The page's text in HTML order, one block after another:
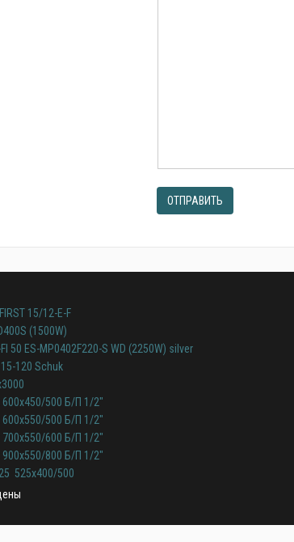
ОТПРАВИТЬ
15/12-E-F
(1500W)
50 ES-MP0402F220-S WD (2250W) silver
120 Schuk
600х450/500 Б/П 1/2"
600х550/500 Б/П 1/2"
700х550/600 Б/П 1/2"
900х550/800 Б/П 1/2"
525х400/500